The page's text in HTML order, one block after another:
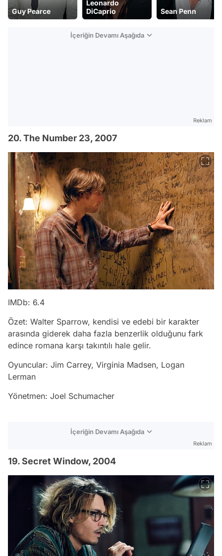
Leonardo
DiCaprio
Sean Penn Natalie Portman
İçeriğin Devamı Aşağıda
Reklam
20. The Number 23, 2007
IMDb: 6.4
Özet: Walter Sparrow, kendisi ve edebi bir karakter
arasında giderek daha fazla benzerlik olduğunu fark
edince romana karşı takıntılı hale gelir.
Oyuncular: Jim Carrey, Virginia Madsen, Logan
Lerman
Yönetmen: Joel Schumacher
İçeriğin Devamı Aşağıda
Reklam
19. Secret Window, 2004